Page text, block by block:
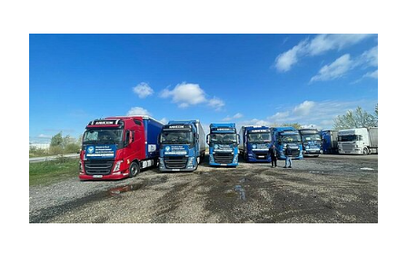
Organisationen
Unternehmen